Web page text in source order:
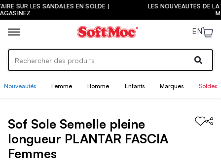
LES NOUVEAUTÉS DE LA PRÉ-RENTRÉE SONT ARRIVÉES ! |
EN
Nouveautés Femme Homme Enfants Marques Soldes
Sof Sole Semelle pleine
longueur PLANTAR FASCIA
Femmes